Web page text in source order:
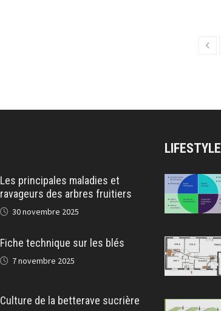
Les principales maladies et
ravageurs des arbres fruitiers
30 novembre 2025
Fiche technique sur les blés
7 novembre 2025
Culture de la betterave sucrière
LIFESTYLE